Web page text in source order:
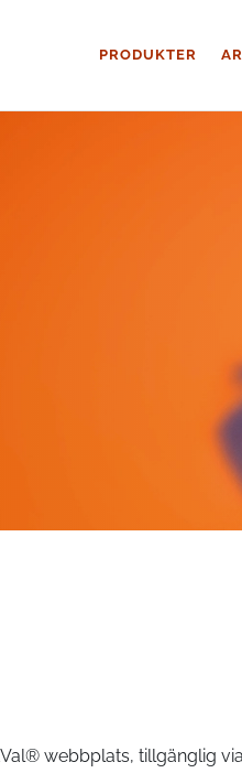
PRODUKTER
webbplats, tillgänglig